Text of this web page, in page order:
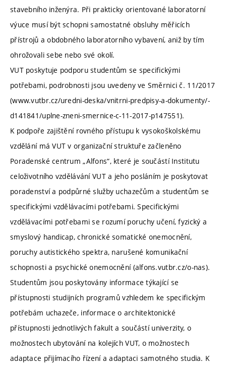
stavebního inženýra. Při prakticky orientované laboratorní
výuce musí být schopni samostatné obsluhy měřicích
přístrojů a obdobného laboratorního vybavení, aniž by tím
ohrožovali sebe nebo své okolí.
VUT poskytuje podporu studentům se specifickými
potřebami, podrobnosti jsou uvedeny ve Směrnici č. 11/2017
(www.vutbr.cz/uredni-deska/vnitrni-predpisy-a-dokumenty/-
d141841/uplne-zneni-smernice-c-11-2017-p147551).
K podpoře zajištění rovného přístupu k vysokoškolskému
vzdělání má VUT v organizační struktuře začleněno
Poradenské centrum „Alfons“, které je součástí Institutu
celoživotního vzdělávání VUT a jeho posláním je poskytovat
poradenství a podpůrné služby uchazečům a studentům se
specifickými vzdělávacími potřebami. Specifickými
vzdělávacími potřebami se rozumí poruchy učení, fyzický a
smyslový handicap, chronické somatické onemocnění,
poruchy autistického spektra, narušené komunikační
schopnosti a psychické onemocnění (alfons.vutbr.cz/o-nas).
Studentům jsou poskytovány informace týkající se
přístupnosti studijních programů vzhledem ke specifickým
potřebám uchazeče, informace o architektonické
přístupnosti jednotlivých fakult a součástí univerzity, o
možnostech ubytování na kolejích VUT, o možnostech
adaptace přijímacího řízení a adaptaci samotného studia. K